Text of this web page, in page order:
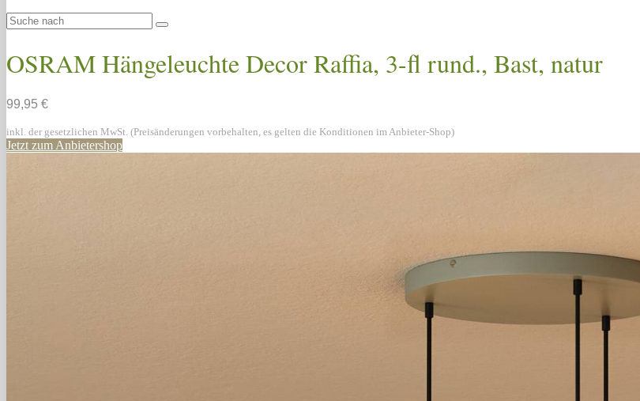
OSRAM Hängeleuchte Decor Raffia, 3-fl rund., Bast, natur
99,95 €
inkl. der gesetzlichen MwSt. (Preisänderungen vorbehalten, es gelten die Konditionen im Anbieter-Shop)
Jetzt zum Anbietershop